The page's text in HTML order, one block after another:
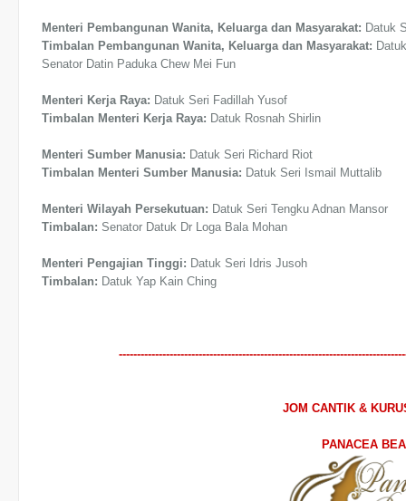
Menteri Pembangunan Wanita, Keluarga dan Masyarakat: Datuk
Timbalan Pembangunan Wanita, Keluarga dan Masyarakat:
Senator Datin Paduka Chew Mei Fun
Menteri Kerja Raya: Datuk Seri Fadillah Yusof
Timbalan Menteri Kerja Raya: Datuk Rosnah Shirlin
Menteri Sumber Manusia: Datuk Seri Richard Riot
Timbalan Menteri Sumber Manusia: Datuk Seri Ismail Muttalib
Menteri Wilayah Persekutuan: Datuk Seri Tengku Adnan Mansor
Timbalan: Senator Datuk Dr Loga Bala Mohan
Menteri Pengajian Tinggi: Datuk Seri Idris Jusoh
Timbalan: Datuk Yap Kain Ching
JOM CANTIK &
PANACEA